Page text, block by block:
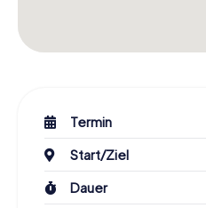
Termin
Start/Ziel
Dauer